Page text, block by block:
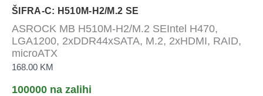
ŠIFRA-C: H510M-H2/M.2 SE
ASROCK MB H510M-H2/M.2 SEIntel H470,
LGA1200, 2xDDR44xSATA, M.2, 2xHDMI, RAID,
microATX
168.00 KM
100000 na zalihi